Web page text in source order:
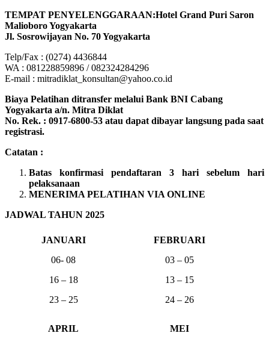
TEMPAT PENYELENGGARAAN:Hotel Grand Puri Saron
Malioboro Yogyakarta
Jl. Sosrowijayan No. 70 Yogyakarta
Telp/Fax : (0274) 4436844
WA : 081228859896 / 082324284296
E-mail : mitradiklat_konsultan@yahoo.co.id
Biaya Pelatihan ditransfer melalui Bank BNI Cabang
Yogyakarta a/n. Mitra Diklat
No. Rek. : 0917-6800-53 atau dapat dibayar langsung pada saat
registrasi.
Catatan :
Batas konfirmasi pendaftaran 3 hari sebelum hari
pelaksanaan
MENERIMA PELATIHAN VIA ONLINE
JADWAL TAHUN 2025
JANUARI
FEBRUARI
06- 08
03 – 05
16 – 18
13 – 15
23 – 25
24 – 26
APRIL
MEI